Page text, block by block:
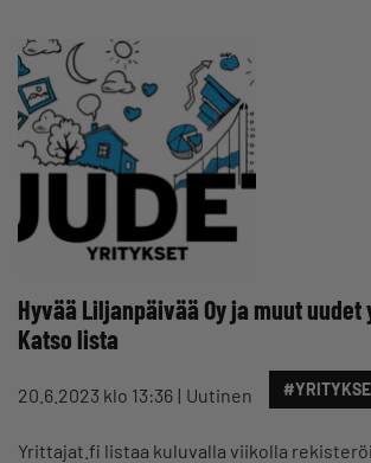
Hyvää Liljanpäivää Oy ja muut
Katso lista
20.6.2023 klo 13:36 Uutinen
Yrittajat.fi listaa kuluvalla viikolla